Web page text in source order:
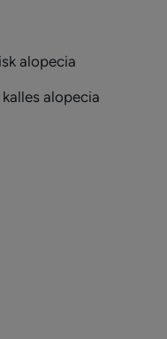
alopecia
alopecia